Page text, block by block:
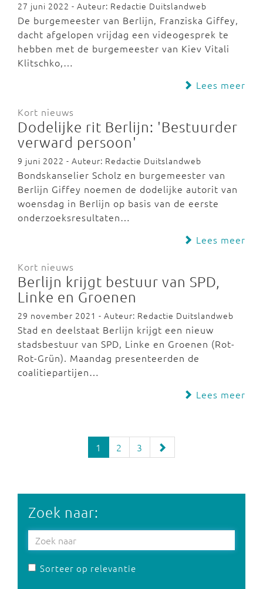
27 juni 2022 - Auteur: Redactie Duitslandweb
De burgemeester van Berlijn, Franziska Giffey,
dacht afgelopen vrijdag een videogesprek te
hebben met de burgemeester van Kiev Vitali
Klitschko,…
Lees meer
Kort nieuws
Dodelijke rit Berlijn: 'Bestuurder
verward persoon'
9 juni 2022 - Auteur: Redactie Duitslandweb
Bondskanselier Scholz en burgemeester van
Berlijn Giffey noemen de dodelijke autorit van
woensdag in Berlijn op basis van de eerste
onderzoeksresultaten…
Lees meer
Kort nieuws
Berlijn krijgt bestuur van SPD,
Linke en Groenen
29 november 2021 - Auteur: Redactie Duitslandweb
Stad en deelstaat Berlijn krijgt een nieuw
stadsbestuur van SPD, Linke en Groenen (Rot-
Rot-Grün). Maandag presenteerden de
coalitiepartijen…
Lees meer
1 2 3
Zoek naar:
Sorteer op relevantie